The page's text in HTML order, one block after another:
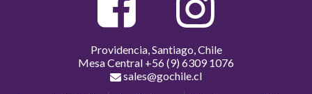
Providencia, Santiago, Chile
Mesa Central +56 (9) 6309 1076
sales@gochile.cl